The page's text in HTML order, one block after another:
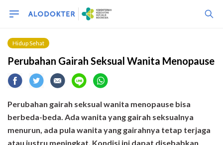
Hidup Sehat
Perubahan Gairah Seksual Wanita Menopause
Perubahan gairah seksual wanita menopause bisa
berbeda-beda. Ada wanita yang gairah seksualnya
menurun, ada pula wanita yang gairahnya tetap terjaga
atau justru meningkat. Kondisi ini dapat disebabkan